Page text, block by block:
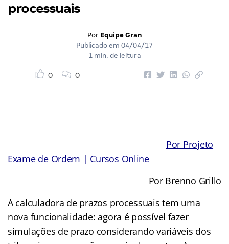
processuais
Por Equipe Gran
Publicado em 04/04/17
1 min. de leitura
0 0
Por Projeto
Exame de Ordem | Cursos Online
Por Brenno Grillo
A calculadora de prazos processuais tem uma
nova funcionalidade: agora é possível fazer
simulações de prazo considerando variáveis dos